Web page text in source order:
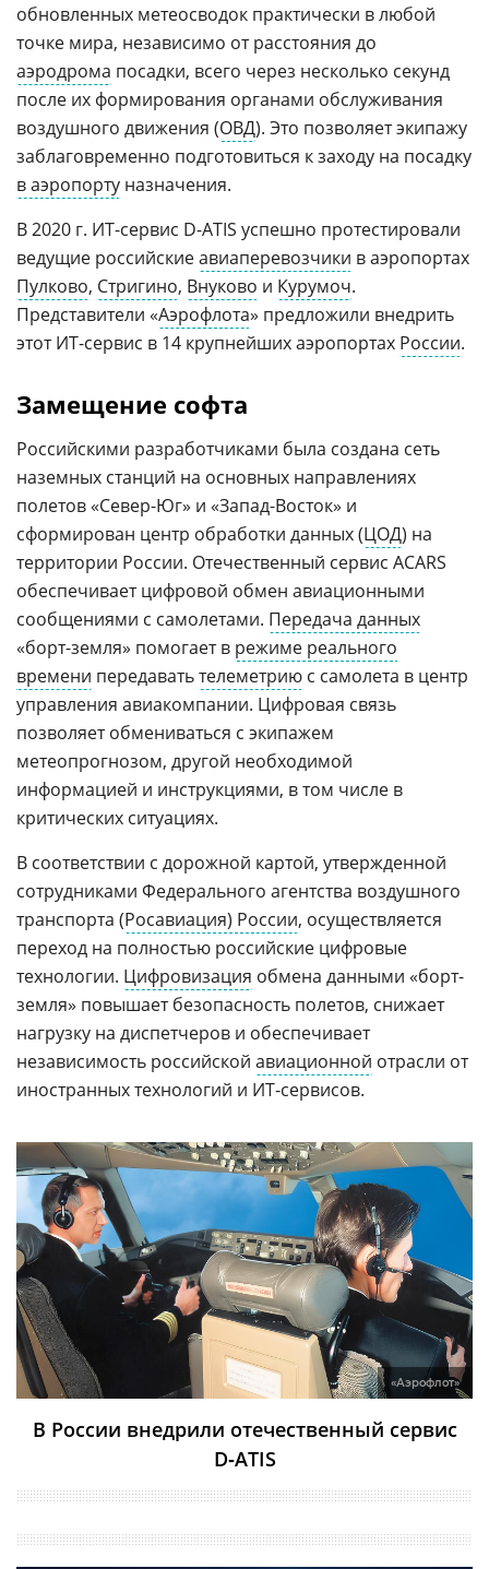
обновленных метеосводок практически в любой
точке мира, независимо от расстояния до
аэродрома посадки, всего через несколько секунд
после их формирования органами обслуживания
воздушного движения (ОВД). Это позволяет экипажу
заблаговременно подготовиться к заходу на посадку
в аэропорту назначения.
В 2020 г. ИТ-сервис D-ATIS успешно протестировали
ведущие российскиеавиаперевозчики в аэропортах
Пулково, Стригино, Внуково и Курумоч.
Представители «Аэрофлота» предложили внедрить
этот ИТ-сервис в 14 крупнейших аэропортах России.
Замещение софта
Российскими разработчиками была создана сеть
наземных станций на основных направлениях
полетов «Север-Юг» и «Запад-Восток» и
сформирован центр обработки данных (ЦОД) на
территории России. Отечественный сервис ACARS
обеспечивает цифровой обмен авиационными
сообщениями с самолетами. Передача данных
«борт-земля» помогает в режиме реального
времени передаватьтелеметрию с самолета в центр
управления авиакомпании. Цифровая связь
позволяет обмениваться с экипажем
метеопрогнозом, другой необходимой
информацией и инструкциями, в том числе в
критических ситуациях.
В соответствии с дорожной картой, утвержденной
сотрудниками Федерального агентства воздушного
транспорта (Росавиация) России, осуществляется
переход на полностью российские цифровые
технологии. Цифровизация обмена данными «борт-
земля» повышает безопасность полетов, снижает
нагрузку на диспетчеров и обеспечивает
независимость российской авиационной отрасли от
иностранных технологий и ИТ-сервисов.
«Аэрофлот»
В России внедрили отечественный сервис
D‑ATIS